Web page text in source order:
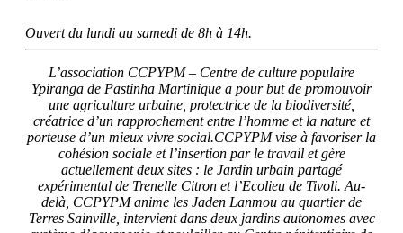
Ouvert du lundi au samedi de 8h à 14h.
L’association CCPYPM – Centre de culture populaire
Ypiranga de Pastinha Martinique a pour but de promouvoir
une agriculture urbaine, protectrice de la biodiversité,
créatrice d’un rapprochement entre l’homme et la nature et
porteuse d’un mieux vivre social.CCPYPM vise à favoriser la
cohésion sociale et l’insertion par le travail et gère
actuellement deux sites : le Jardin urbain partagé
expérimental de Trenelle Citron et l’Ecolieu de Tivoli. Au-
delà, CCPYPM anime les Jaden Lanmou au quartier de
Terres Sainville, intervient dans deux jardins autonomes avec